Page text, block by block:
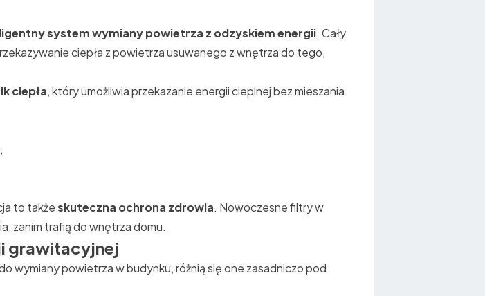
system wymiany powietrza z odzyskiem energii. Cały
ciepła z powietrza usuwanego z wnętrza do tego,
ciepła, który umożliwia przekazanie energii cieplnej bez mieszania
to takżeskuteczna ochrona zdrowia. Nowoczesne filtry w
zanim trafią do wnętrza domu.
grawitacyjnej
wymiany powietrza w budynku, różnią się one zasadniczo pod